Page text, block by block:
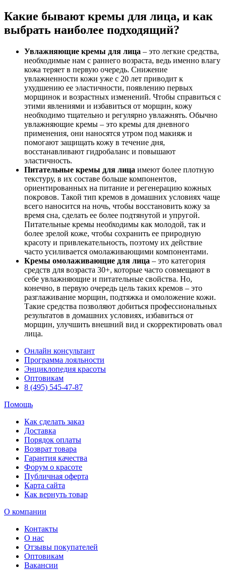
Какие бывают кремы для лица, и как
выбрать наиболее подходящий?
Увлажняющие кремы для лица – это легкие средства,
необходимые нам с раннего возраста, ведь именно влагу
кожа теряет в первую очередь. Снижение
увлажненности кожи уже с 20 лет приводит к
ухудшению ее эластичности, появлению первых
морщинок и возрастных изменений. Чтобы справиться с
этими явлениями и избавиться от морщин, кожу
необходимо тщательно и регулярно увлажнять. Обычно
увлажняющие кремы – это кремы для дневного
применения, они наносятся утром под макияж и
помогают защищать кожу в течение дня,
восстанавливают гидробаланс и повышают
эластичность.
Питательные кремы для лица имеют более плотную
текстуру, в их составе больше компонентов,
ориентированных на питание и регенерацию кожных
покровов. Такой тип кремов в домашних условиях чаще
всего наносится на ночь, чтобы восстановить кожу за
время сна, сделать ее более подтянутой и упругой.
Питательные кремы необходимы как молодой, так и
более зрелой коже, чтобы сохранить ее природную
красоту и привлекательность, поэтому их действие
часто усиливается омолаживающими компонентами.
Кремы омолаживающие для лица – это категория
средств для возраста 30+, которые часто совмещают в
себе увлажняющие и питательные свойства. Но,
конечно, в первую очередь цель таких кремов – это
разглаживание морщин, подтяжка и омоложение кожи.
Такие средства позволяют добиться профессиональных
результатов в домашних условиях, избавиться от
морщин, улучшить внешний вид и скорректировать овал
лица.
Онлайн консультант
Программа лояльности
Энциклопедия красоты
Оптовикам
8 (495) 545-47-87
Помощь
Как сделать заказ
Доставка
Порядок оплаты
Возврат товара
Гарантия качества
Форум о красоте
Публичная оферта
Карта сайта
Как вернуть товар
О компании
Контакты
О нас
Отзывы покупателей
Оптовикам
Вакансии